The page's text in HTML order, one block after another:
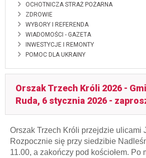
OCHOTNICZA STRAŻ POŻARNA
ZDROWIE
WYBORY I REFERENDA
WIADOMOŚCI - GAZETA
INWESTYCJE I REMONTY
POMOC DLA UKRAINY
Orszak Trzech Króli 2026 -
Ruda, 6 stycznia 2026 -
Orszak Trzech Króli przejdzie ulicami
Rozpocznie się przy siedzibie
11.00, a zakończy pod kościołem. Po